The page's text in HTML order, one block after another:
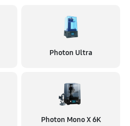
Photon Ultra
Photon Mono X 6K